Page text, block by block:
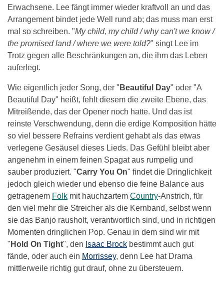
Erwachsene. Lee fängt immer wieder kraftvoll an und das
Arrangement bindet jede Well rund ab; das muss man erst
mal so schreiben. "My child, my child / why can't we know /
the promised land / where we were told?" singt Lee im
Trotz gegen alle Beschränkungen an, die ihm das Leben
auferlegt.
Wie eigentlich jeder Song, der " Beautiful Day" oder "A
Beautiful Day" heißt, fehlt diesem die zweite Ebene, das
Mitreißende, das der Opener noch hatte. Und das ist
reinste Verschwendung, denn die erdige Komposition hätte
so viel bessere Refrains verdient gehabt als das etwas
verlegene Gesäusel dieses Lieds. Das Gefühl bleibt aber
angenehm in einem feinen Spagat aus rumpelig und
sauber produziert. "Carry You On" findet die Dringlichkeit
jedoch gleich wieder und ebenso die feine Balance aus
getragenem Folk mit hauchzartem Country-Anstrich, für
den viel mehr die Streicher als die Kernband, selbst wenn
sie das Banjo rausholt, verantwortlich sind, und in richtigen
Momenten dringlichen Pop. Genau in dem sind wir mit
" Hold On Tight", den Isaac Brock bestimmt auch gut
fände, oder auch ein Morrissey, denn Lee hat Drama
mittlerweile richtig gut drauf, ohne zu übersteuern.